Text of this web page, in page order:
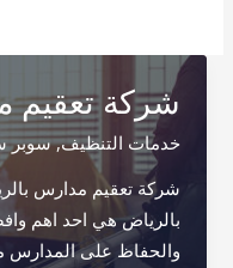
شركة تعقيم
خدمات التنظيف,سوبر
شركة تعقيم مدارس
بالرياض هي احد اهم
والحفاظ على المدارس